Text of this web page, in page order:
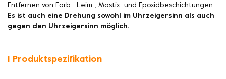
Entfernen von Farb-, Leim-, Mastix- und Epoxidbeschichtungen.
Es ist auch eine Drehung sowohl im Uhrzeigersinn als auch
gegen den Uhrzeigersinn möglich.
1 Produktspezifikation